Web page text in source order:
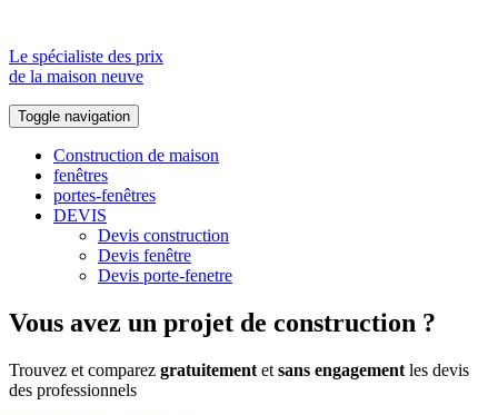
Le spécialiste des prix
de la maison neuve
Toggle navigation
Construction de maison
fenêtres
portes-fenêtres
DEVIS
Devis construction
Devis fenêtre
Devis porte-fenetre
Vous avez un projet de construction ?
Trouvez et comparez gratuitement et sans engagement les devis
des professionnels